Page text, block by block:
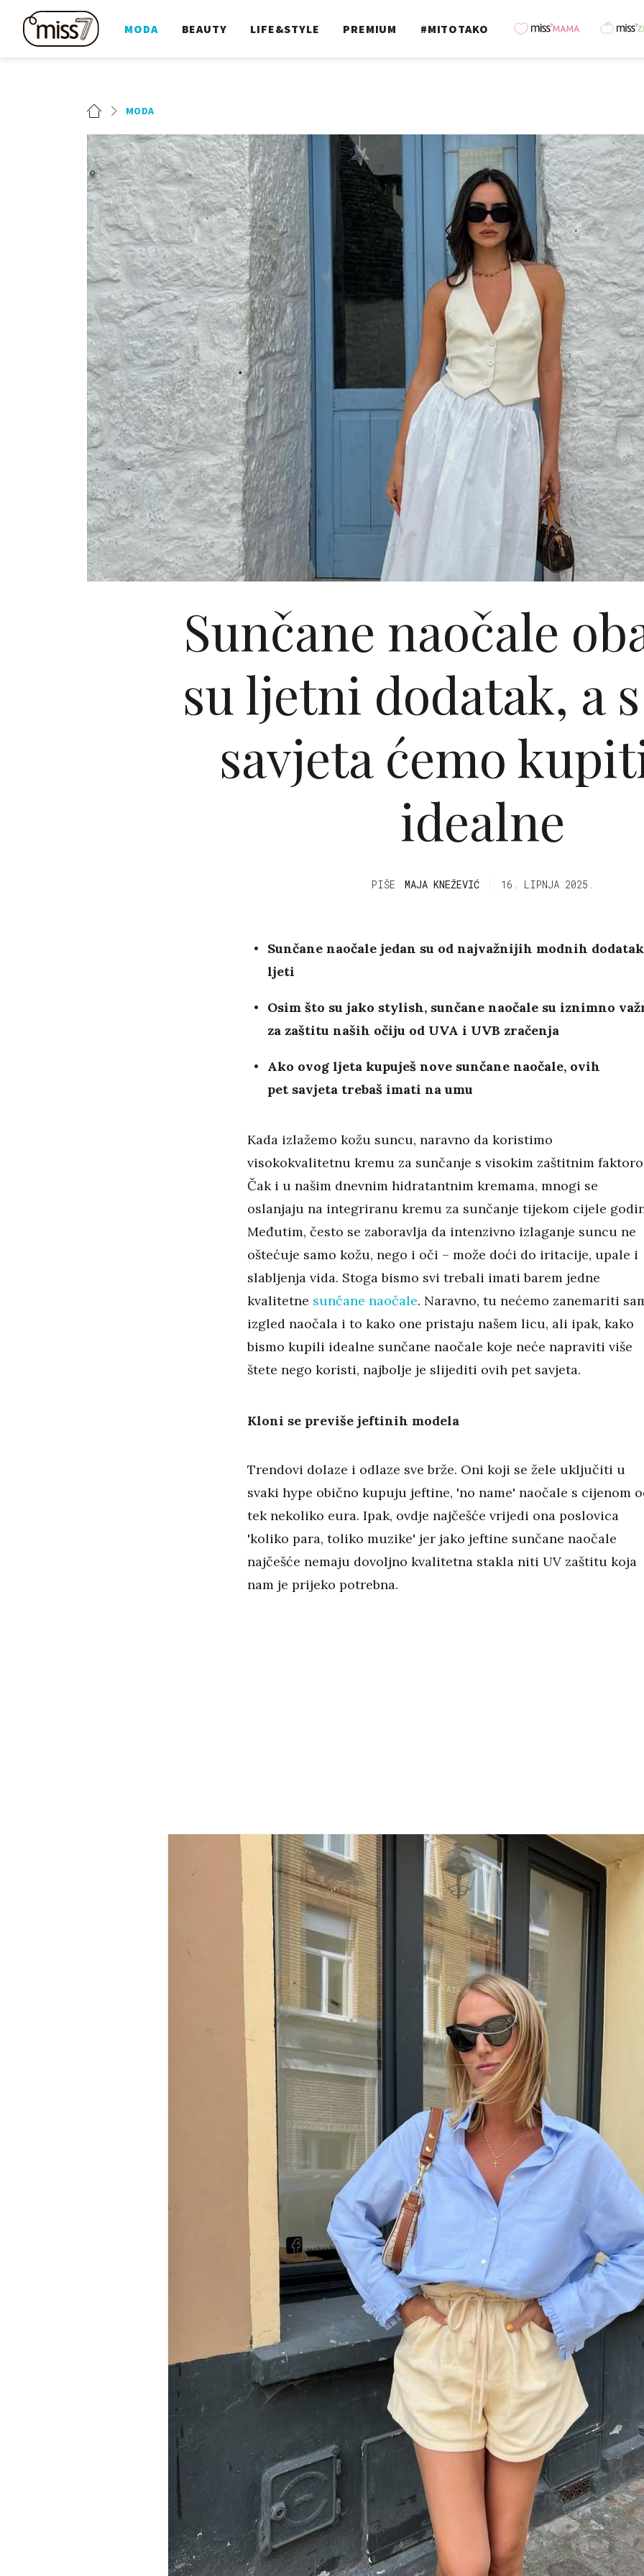
MODA BEAUTY LIFE&STYLE PREMIUM #MITOTAKO
MODA
Sunčane naočale
su ljetni dodatak, a
savjeta ćemo
idealne
PIŠE MAJA KNEŽEVIĆ 16. LIPNJA 2025.
Sunčane naočale jedan su od najvažnijih modnih
ljeti
Osim što su jako stylish, sunčane naočale su iznimno
za zaštitu naših očiju od UVA i UVB zračenja
Ako ovog ljeta kupuješ nove sunčane naočale, ovih
pet savjeta trebaš imati na umu
Kada izlažemo kožu suncu, naravno da koristimo
visokokvalitetnu kremu za sunčanje s visokim zaštitnim
Čak i u našim dnevnim hidratantnim kremama, mnogi se
oslanjaju na integriranu kremu za sunčanje tijekom cijele
Međutim, često se zaboravlja da intenzivno izlaganje suncu ne
oštećuje samo kožu, nego i oči – može doći do iritacije, upale i
slabljenja vida. Stoga bismo svi trebali imati barem jedne
kvalitetne sunčane naočale. Naravno, tu nećemo zanemariti
izgled naočala i to kako one pristaju našem licu, ali ipak, kako
bismo kupili idealne sunčane naočale koje neće napraviti više
štete nego koristi, najbolje je slijediti ovih pet savjeta.
Kloni se previše jeftinih modela
Trendovi dolaze i odlaze sve brže. Oni koji se žele uključiti u
svaki hype obično kupuju jeftine, 'no name' naočale s cijenom
tek nekoliko eura. Ipak, ovdje najčešće vrijedi ona poslovica
'koliko para, toliko muzike' jer jako jeftine sunčane naočale
najčešće nemaju dovoljno kvalitetna stakla niti UV zaštitu koja
nam je prijeko potrebna.